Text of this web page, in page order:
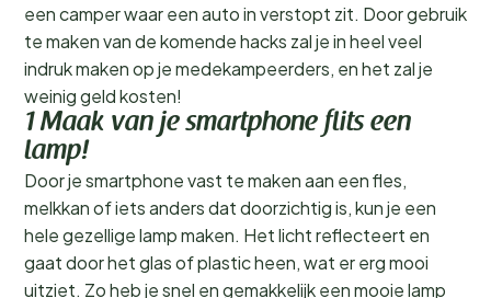
een camper waar een auto in verstopt zit. Door gebruik
te maken van de komende hacks zal je in heel veel
indruk maken op je medekampeerders, en het zal je
weinig geld kosten!
1 Maak van je smartphone flits een
lamp!
Door je smartphone vast te maken aan een fles,
melkkan of iets anders dat doorzichtig is, kun je een
hele gezellige lamp maken. Het licht reflecteert en
gaat door het glas of plastic heen, wat er erg mooi
uitziet. Zo heb je snel en gemakkelijk een mooie lamp